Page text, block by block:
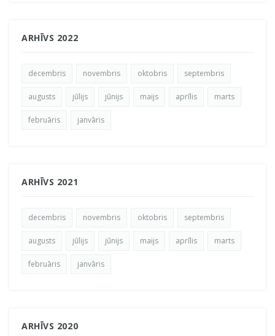
ARHĪVS 2022
decembris novembris oktobris septembris
augusts jūlijs jūnijs maijs aprīlis marts
februāris janvāris
ARHĪVS 2021
decembris novembris oktobris septembris
augusts jūlijs jūnijs maijs aprīlis marts
februāris janvāris
ARHĪVS 2020